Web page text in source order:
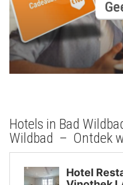
Hotels in Bad
Wildbad – Ontdek
Hotel